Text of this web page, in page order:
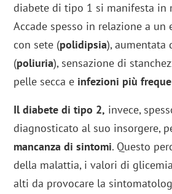
diabete di tipo 1 si manifesta in
Accade spesso in relazione a
con sete (polidipsia),
(poliuria), sensazione di
pelle secca e infezioni più
Il diabete di tipo 2, invece,
diagnosticato al suo insorgere,
mancanza di sintomi. Questo
della malattia, i valori di
alti da provocare la